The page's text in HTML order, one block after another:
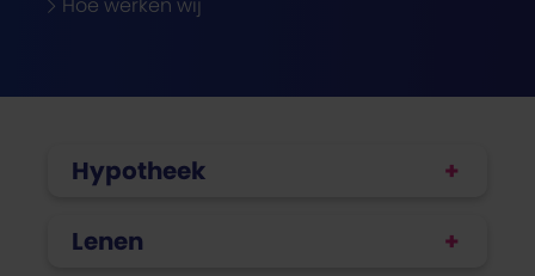
Hypotheek
Lenen